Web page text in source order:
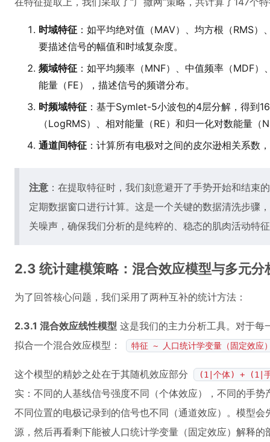
时域特征 ：如平均绝对值（MAV）、均方根（RMS
要描述信号的幅值和时域复杂度。
频域特征 ：如平均频率（MNF）、中值频率（MDF
能量（FE），描述信号的频谱分布。
时频域特征 ：基于Symlet-5小波包的4层分解，得到
（LogRMS）、相对能量（RE）和归一化对数能量
通道间特征 ：计算所有电极对之间的皮尔逊相关系数
注意 ：在提取特征时，我们刻意避开了手势开始和结束
定期数据窗口进行计算。这是一个关键的数据清洗步骤
关噪声，确保我们分析的是纯粹的、稳态的肌肉活动特
2.3 统计建模策略：混合效应模型与多元分
为了回答核心问题，我们采用了两种互补的统计方法：
2.3.1 混合效应线性模型 这是我们的主力分析工具。对于每
拟合一个混合效应模型：
特征 ~ 人口统计学变量（固定
这个模型的精妙之处在于其随机效应部分 (1|个体) + (1|
实：不同的人基线信号强度不同（个体效应），不同的手
不同位置的电极记录到的信号也不同（通道效应）。模型会
源，然后再看剩下能被人口统计学变量（固定效应）解释